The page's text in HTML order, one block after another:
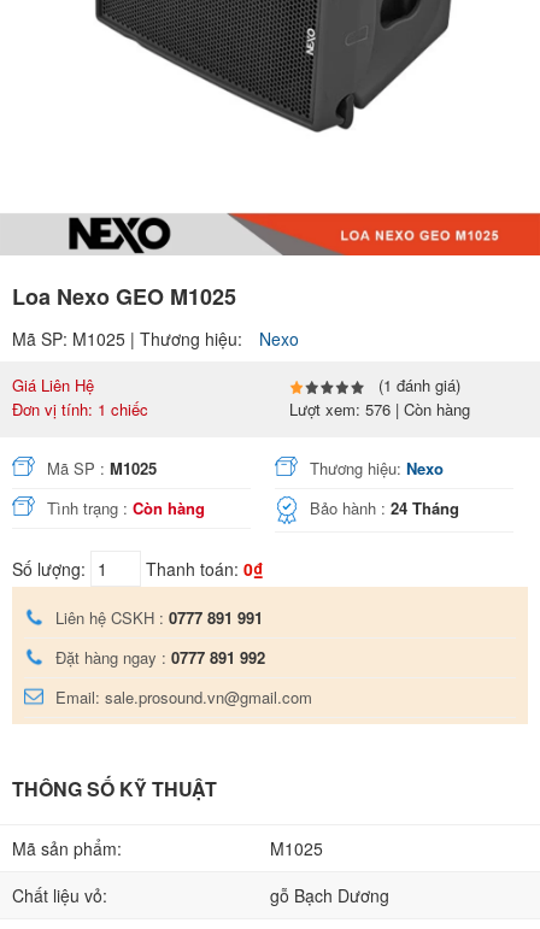
Loa Nexo GEO M1025
Mã SP: M1025 | Thương hiệu: Nexo
Giá Liên Hệ
Đơn vị tính: 1 chiếc
(1 đánh giá)
Lượt xem: 576 | Còn hàng
Mã SP : M1025 Thương hiệu:Nexo
Tình trạng : Còn hàng Bảo hành :24 Tháng
Số lượng: Thanh toán: 0₫
Liên hệ CSKH : 0777 891 991
Đặt hàng ngay : 0777 891 992
Email: sale.prosound.vn@gmail.com
THÔNG SỐ KỸ THUẬT
Mã sản phẩm:
M1025
Chất liệu vỏ:
gỗ Bạch Dương